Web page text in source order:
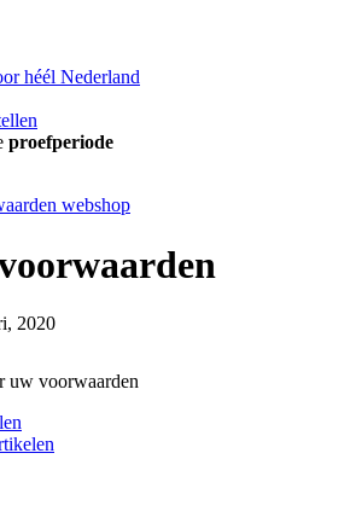
héél Nederland
proefperiode
webshop
2020
uw voorwaarden